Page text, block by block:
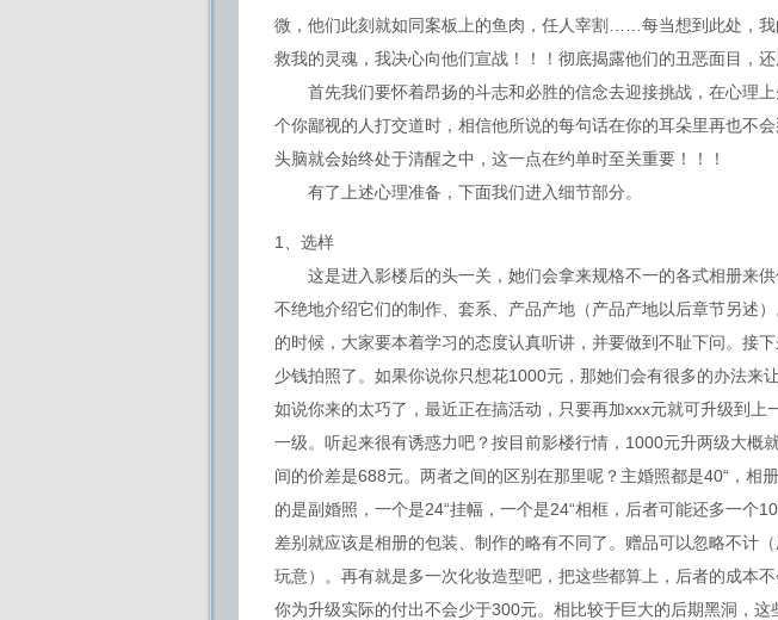
微，他们此刻就如同案板上的鱼肉，任人宰割……每当想到此处，
救我的灵魂，我决心向他们宣战！！！彻底揭露他们的丑恶面目，还
首先我们要怀着昂扬的斗志和必胜的信念去迎接挑战，在心理上
个你鄙视的人打交道时，相信他所说的每句话在你的耳朵里再也不
头脑就会始终处于清醒之中，这一点在约单时至关重要！！！
有了上述心理准备，下面我们进入细节部分。
1、选样
这是进入影楼后的头一关，她们会拿来规格不一的各式相册来供
不绝地介绍它们的制作、套系、产品产地（产品产地以后章节另述
的时候，大家要本着学习的态度认真听讲，并要做到不耻下问。接
少钱拍照了。如果你说你只想花1000元，那她们会有很多的办法来
如说你来的太巧了，最近正在搞活动，只要再加xxx元就可升级到上
一级。听起来很有诱惑力吧？按目前影楼行情，1000元升两级大概
间的价差是688元。两者之间的区别在那里呢？主婚照都是40“，相
的是副婚照，一个是24“挂幅，一个是24“相框，后者可能还多一个
差别就应该是相册的包装、制作的略有不同了。赠品可以忽略不计
玩意）。再有就是多一次化妆造型吧，把这些都算上，后者的成本
你为升级实际的付出不会少于300元。相比较于巨大的后期黑洞，这